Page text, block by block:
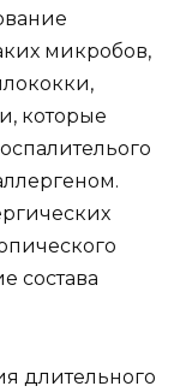
микробов,
которые
состава
длительного